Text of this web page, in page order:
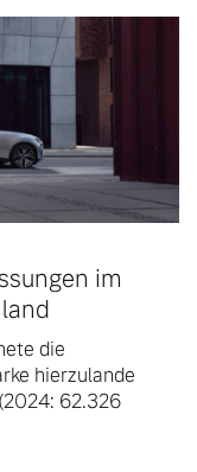
im
die
hierzulande
62.326